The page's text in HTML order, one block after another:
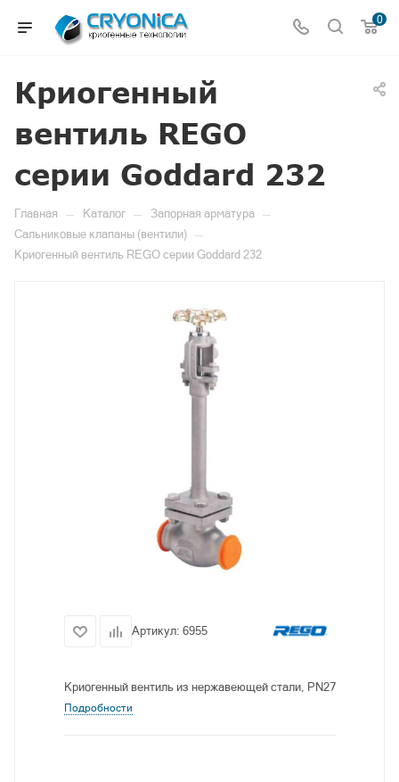
0
Криогенный
вентиль REGO
серии Goddard 232
Главная — Каталог — Запорная арматура —
Сальниковые клапаны (вентили) —
Криогенный вентиль REGO серии Goddard 232
Артикул: 6955
Криогенный вентиль из нержавеющей стали, PN27
Подробности